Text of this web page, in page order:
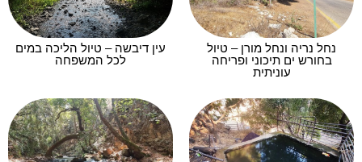
נחל נריה ונחל מורן – טיול
בחורש ים תיכוני ופריחה
עוניתית
עין דיבשה – טיול הליכה במים
לכל המשפחה